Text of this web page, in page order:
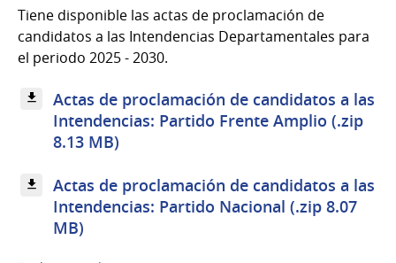
Tiene disponible las actas de proclamación de
candidatos a las Intendencias Departamentales para
el periodo 2025 - 2030.
Actas de proclamación de candidatos a las
Intendencias: Partido Frente Amplio (.zip
8.13 MB)
Actas de proclamación de candidatos a las
Intendencias: Partido Nacional (.zip 8.07
MB)